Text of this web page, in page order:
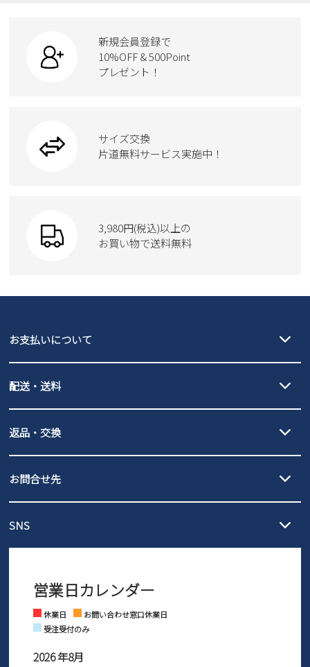
カジュアルシューズ
ワークシューズ
ウェア
moz
ローファー
ブーツ
Parade
GAP
スクール
new balance
瞬足
ボディバッグ
ハンドバッグ
トートバッグ
ケア用品
新規会員登録で
10%OFF & 500Point
プレゼント！
サイズ交換
片道無料サービス実施中！
3,980円(税込)以上の
お買い物で送料無料
お支払いについて
PayPay（オンライン決済）、代金引換のご利用が可能です。
配送・送料
北海道・本州・四国・九州…550円
3,980円（税込）以上お買い上げで送料無料
発送日・送料詳細については
ご利用ください。
全国一律…220円（税込）
発送日・送料詳細についてはご利用ガイドを
ご利用ください。
返品・交換
の片道無料サービスを実施中！
ントとしても安心してご利用いただけるよう、サイズ交換の受付期
さい。
お問合せ先
営業時間：11時～17時
※土日祝はお問い合わせ窓口休業日となります。
SNS
Facebook Instagram
営業日カレンダー
休業日
お問い合わせ窓口休業日
受注受付のみ
2026 年8月